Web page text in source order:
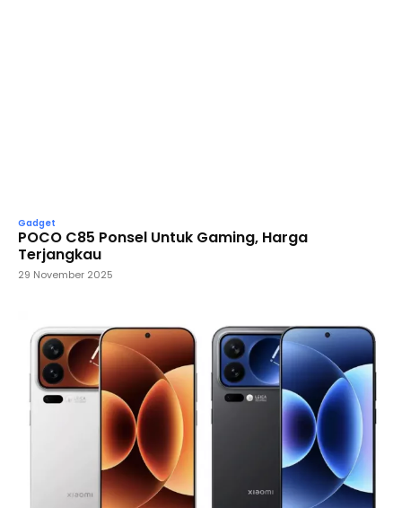
Gadget
POCO C85 Ponsel Untuk Gaming, Harga
Terjangkau
29 November 2025